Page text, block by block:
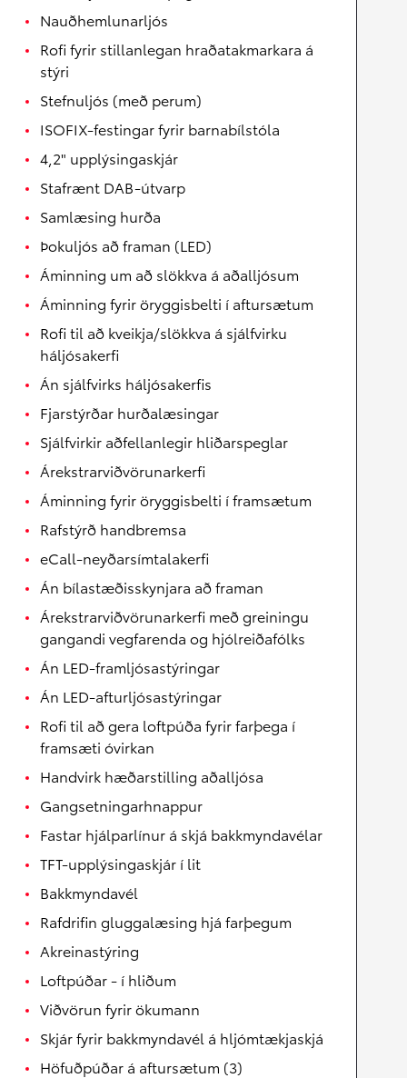
Nauðhemlunarljós
Rofi fyrir stillanlegan hraðatakmarkara á
stýri
Stefnuljós (með perum)
ISOFIX-festingar fyrir barnabílstóla
4,2" upplýsingaskjár
Stafrænt DAB-útvarp
Samlæsing hurða
Þokuljós að framan (LED)
Áminning um að slökkva á aðalljósum
Áminning fyrir öryggisbelti í aftursætum
Rofi til að kveikja/slökkva á sjálfvirku
háljósakerfi
Án sjálfvirks háljósakerfis
Fjarstýrðar hurðalæsingar
Sjálfvirkir aðfellanlegir hliðarspeglar
Árekstrarviðvörunarkerfi
Áminning fyrir öryggisbelti í framsætum
Rafstýrð handbremsa
eCall-neyðarsímtalakerfi
Án bílastæðisskynjara að framan
Árekstrarviðvörunarkerfi með greiningu
gangandi vegfarenda og hjólreiðafólks
Án LED-framljósastýringar
Án LED-afturljósastýringar
Rofi til að gera loftpúða fyrir farþega í
framsæti óvirkan
Handvirk hæðarstilling aðalljósa
Gangsetningarhnappur
Fastar hjálparlínur á skjá bakkmyndavélar
TFT-upplýsingaskjár í lit
Bakkmyndavél
Rafdrifin gluggalæsing hjá farþegum
Akreinastýring
Loftpúðar - í hliðum
Viðvörun fyrir ökumann
Skjár fyrir bakkmyndavél á hljómtækjaskjá
Höfuðpúðar á aftursætum (3)